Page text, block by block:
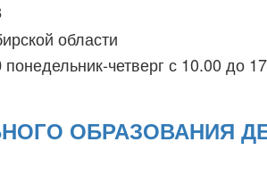
области
понедельник-четверг с 10.00 до
ОБРАЗОВАНИЯ